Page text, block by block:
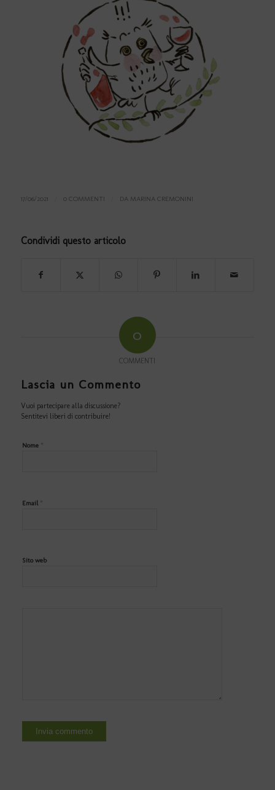
17/06/2021 0 COMMENTI DA MARINA CREMONINI
Condividi questo articolo
0
COMMENTI
Lascia un Commento
Vuoi partecipare alla discussione?
Sentitevi liberi di contribuire!
Nome *
Email *
Sito web